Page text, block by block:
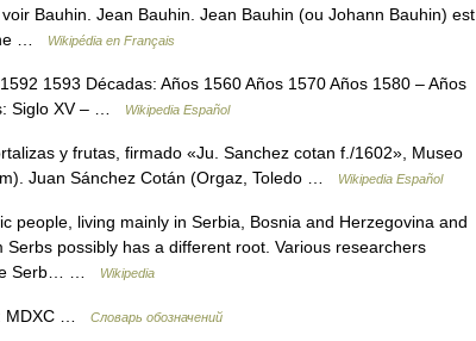
Bauhin. Jean Bauhin. Jean Bauhin (ou Johann Bauhin) est
…
Wikipédia en Français
1593 Décadas: Años 1560 Años 1570 Años 1580 – Años
Siglo XV – …
Wikipedia Español
y frutas, firmado «Ju. Sanchez cotan f./1602», Museo
Juan Sánchez Cotán (Orgaz, Toledo …
Wikipedia Español
people, living mainly in Serbia, Bosnia and Herzegovina and
possibly has a different root. Various researchers
Serb… …
Wikipedia
MDXC … Словарь обозначений